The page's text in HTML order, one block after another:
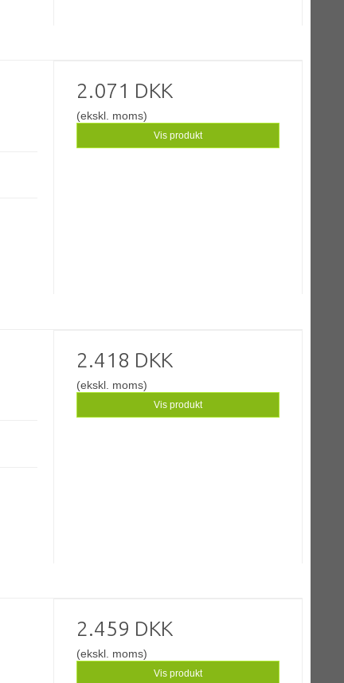
2.071 DKK
(ekskl. moms)
Vis produkt
2.418 DKK
(ekskl. moms)
Vis produkt
2.459 DKK
(ekskl. moms)
Vis produkt